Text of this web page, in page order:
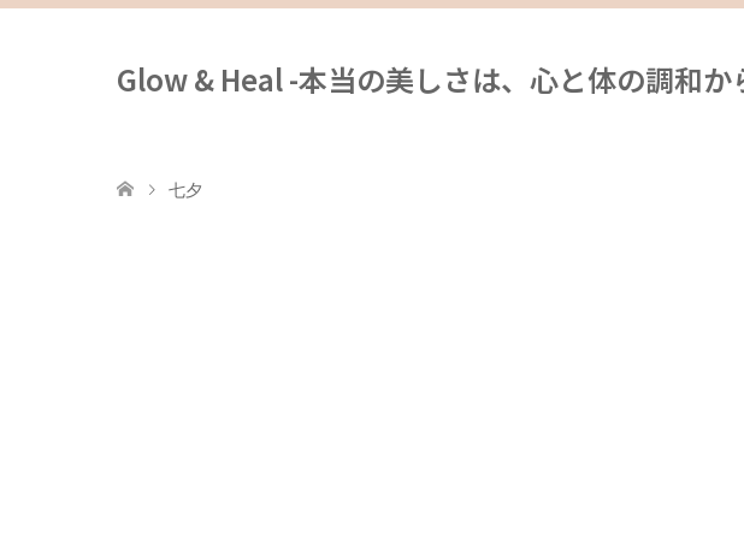
Glow & Heal -本当の美しさは、心と体の調和か
七夕